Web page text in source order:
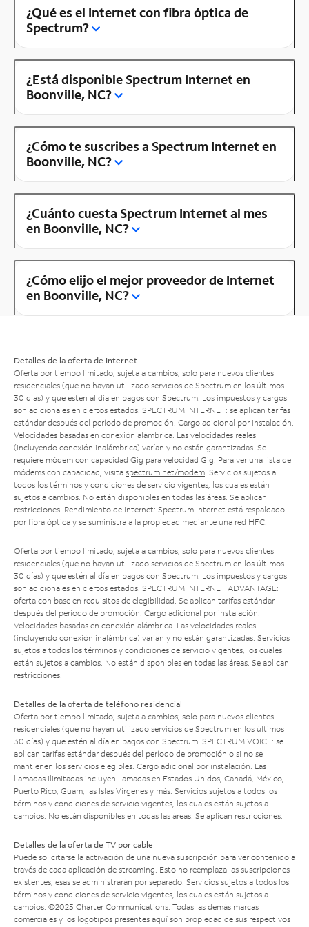
¿Qué es el Internet con fibra óptica de
Spectrum?
¿Está disponible Spectrum Internet en
Boonville, NC?
¿Cómo te suscribes a Spectrum Internet en
Boonville, NC?
¿Cuánto cuesta Spectrum Internet al mes
en Boonville, NC?
¿Cómo elijo el mejor proveedor de Internet
en Boonville, NC?
Detalles de la oferta de Internet
Oferta por tiempo limitado; sujeta a cambios; solo para nuevos clientes
residenciales (que no hayan utilizado servicios de Spectrum en los últimos
30 días) y que estén al día en pagos con Spectrum. Los impuestos y cargos
son adicionales en ciertos estados. SPECTRUM INTERNET: se aplican tarifas
estándar después del período de promoción. Cargo adicional por instalación.
Velocidades basadas en conexión alámbrica. Las velocidades reales
(incluyendo conexión inalámbrica) varían y no están garantizadas. Se
requiere módem con capacidad Gig para velocidad Gig. Para ver una lista de
módems con capacidad, visita spectrum.net/modem . Servicios sujetos a
todos los términos y condiciones de servicio vigentes, los cuales están
sujetos a cambios. No están disponibles en todas las áreas. Se aplican
restricciones. Rendimiento de Internet: Spectrum Internet está respaldado
por fibra óptica y se suministra a la propiedad mediante una red HFC.
Oferta por tiempo limitado; sujeta a cambios; solo para nuevos clientes
residenciales (que no hayan utilizado servicios de Spectrum en los últimos
30 días) y que estén al día en pagos con Spectrum. Los impuestos y cargos
son adicionales en ciertos estados. SPECTRUM INTERNET ADVANTAGE:
oferta con base en requisitos de elegibilidad. Se aplican tarifas estándar
después del período de promoción. Cargo adicional por instalación.
Velocidades basadas en conexión alámbrica. Las velocidades reales
(incluyendo conexión inalámbrica) varían y no están garantizadas. Servicios
sujetos a todos los términos y condiciones de servicio vigentes, los cuales
están sujetos a cambios. No están disponibles en todas las áreas. Se aplican
restricciones.
Detalles de la oferta de teléfono residencial
Oferta por tiempo limitado; sujeta a cambios; solo para nuevos clientes
residenciales (que no hayan utilizado servicios de Spectrum en los últimos
30 días) y que estén al día en pagos con Spectrum. SPECTRUM VOICE: se
aplican tarifas estándar después del período de promoción o si no se
mantienen los servicios elegibles. Cargo adicional por instalación. Las
llamadas ilimitadas incluyen llamadas en Estados Unidos, Canadá, México,
Puerto Rico, Guam, las Islas Vírgenes y más. Servicios sujetos a todos los
términos y condiciones de servicio vigentes, los cuales están sujetos a
cambios. No están disponibles en todas las áreas. Se aplican restricciones.
Detalles de la oferta de TV por cable
Puede solicitarse la activación de una nueva suscripción para ver contenido a
través de cada aplicación de streaming. Esto no reemplaza las suscripciones
existentes; esas se administrarán por separado. Servicios sujetos a todos los
términos y condiciones de servicio vigentes, los cuales están sujetos a
cambios. ©2025 Charter Communications. Todas las demás marcas
comerciales y los logotipos presentes aquí son propiedad de sus respectivos